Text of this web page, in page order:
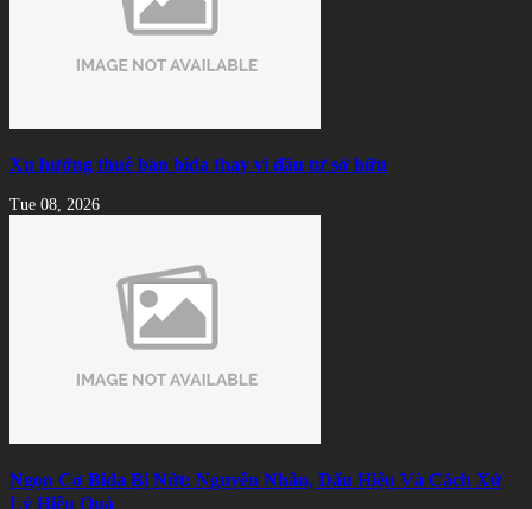
Xu hướng thuê bàn bida thay vì đầu tư sở hữu
Tue 08, 2026
Ngọn Cơ Bida Bị Nứt: Nguyên Nhân, Dấu Hiệu Và Cách Xử
Lý Hiệu Quả